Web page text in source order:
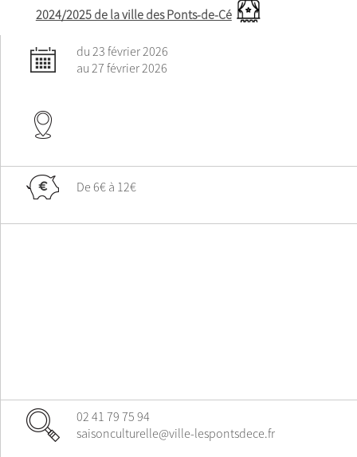
2024/2025 de la ville des Ponts-de-Cé
du 23 février 2026
au 27 février 2026
De 6€ à 12€
02 41 79 75 94
saisonculturelle@ville-lespontsdece.fr